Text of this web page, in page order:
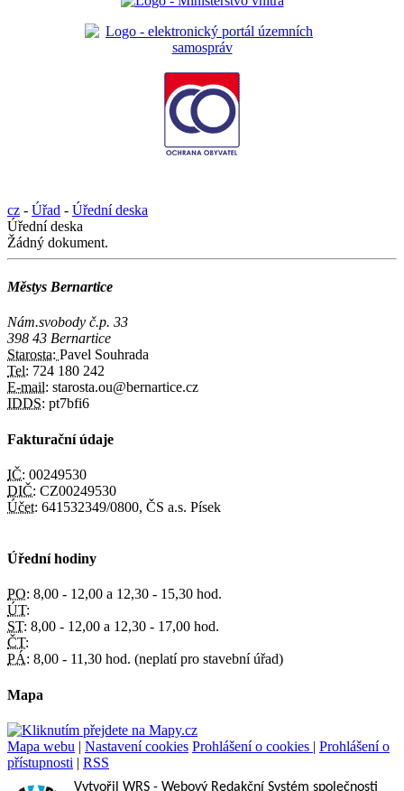
cz - Úřad - Úřední deska
Úřední deska
Žádný dokument.
Městys Bernartice
Nám.svobody č.p. 33
398 43 Bernartice
Starosta: Pavel Souhrada
Tel: 724 180 242
E-mail: starosta.ou@bernartice.cz
IDDS: pt7bfi6
Fakturační údaje
IČ: 00249530
DIČ: CZ00249530
Účet: 641532349/0800, ČS a.s. Písek
Úřední hodiny
PO: 8,00 - 12,00 a 12,30 - 15,30 hod.
ÚT:
ST: 8,00 - 12,00 a 12,30 - 17,00 hod.
ČT:
PÁ: 8,00 - 11,30 hod. (neplatí pro stavební úřad)
Mapa
Mapa webu | Nastavení cookies Prohlášení o cookies | Prohlášení o
přístupnosti | RSS
Vytvořil WRS - Webový Redakční Systém společnosti